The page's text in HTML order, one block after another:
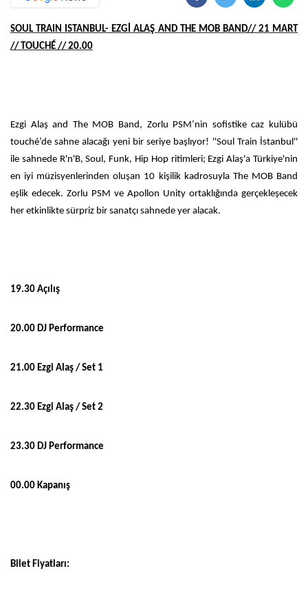
SOUL TRAIN ISTANBUL- EZGİ ALAŞ AND THE MOB BAND// 21 MART
// TOUCHÉ // 20.00
Ezgi Alaş and The MOB Band, Zorlu PSM’nin sofistike caz kulübü
touché’de sahne alacağı yeni bir seriye başlıyor! ''Soul Train İstanbul''
ile sahnede R'n'B, Soul, Funk, Hip Hop ritimleri; Ezgi Alaş'a Türkiye'nin
en iyi müzisyenlerinden oluşan 10 kişilik kadrosuyla The MOB Band
eşlik edecek. Zorlu PSM ve Apollon Unity ortaklığında gerçekleşecek
her etkinlikte sürpriz bir sanatçı sahnede yer alacak.
19.30 Açılış
20.00 DJ Performance
21.00 Ezgi Alaş / Set 1
22.30 Ezgi Alaş / Set 2
23.30 DJ Performance
00.00 Kapanış
Bilet Fiyatları: